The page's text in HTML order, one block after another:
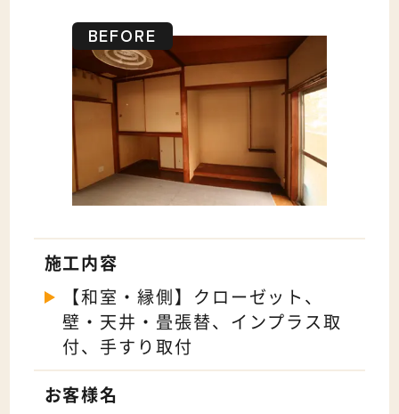
施工内容
【和室・縁側】クローゼット、
壁・天井・畳張替、インプラス取
付、手すり取付
お客様名